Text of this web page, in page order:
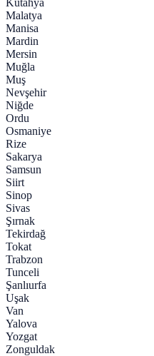
Kütahya
Malatya
Manisa
Mardin
Mersin
Muğla
Muş
Nevşehir
Niğde
Ordu
Osmaniye
Rize
Sakarya
Samsun
Siirt
Sinop
Sivas
Şırnak
Tekirdağ
Tokat
Trabzon
Tunceli
Şanlıurfa
Uşak
Van
Yalova
Yozgat
Zonguldak